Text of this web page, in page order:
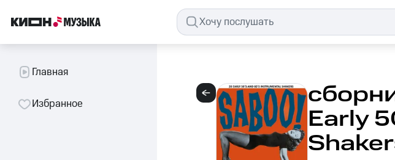
Главная
Избранное Early